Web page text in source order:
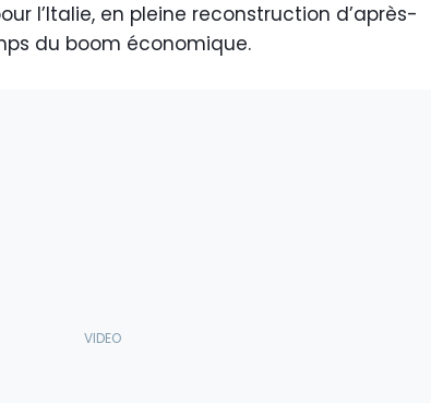
l’Italie, en pleine reconstruction d’après-
du boom économique.